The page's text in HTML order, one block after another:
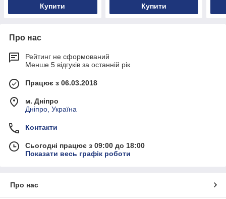
Купити Купити
Про нас
Рейтинг не сформований
Менше 5 відгуків за останній рік
Працює з 06.03.2018
м. Дніпро
Дніпро, Україна
Контакти
Сьогодні працює з 09:00 до 18:00
Показати весь графік роботи
Про нас